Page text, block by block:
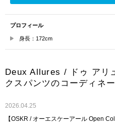
プロフィール
身長：172cm
Deux Allures / ドゥ アリ
クスパンツのコーディネ
2026.04.25
【OSKR / オーエスケーアール Open